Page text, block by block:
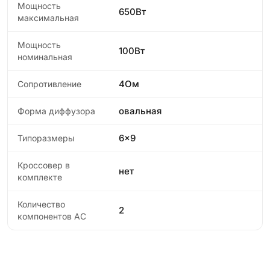
Мощность
максимальная
650Вт
Мощность
номинальная
100Вт
Сопротивление 4Ом
Форма диффузора овальная
Типоразмеры 6x9
Кроссовер в
комплекте
нет
Количество
компонентов АС
2